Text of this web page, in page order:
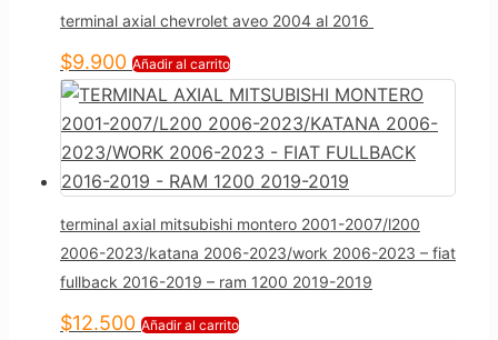
terminal axial chevrolet aveo 2004 al 2016
$9.900 Añadir al carrito
terminal axial mitsubishi montero 2001-2007/l200
2006-2023/katana 2006-2023/work 2006-2023 – fiat
fullback 2016-2019 – ram 1200 2019-2019
$12.500 Añadir al carrito